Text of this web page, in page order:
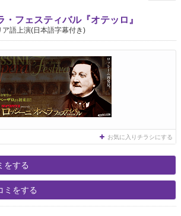
g
a
・フェスティバル『オテッロ』
語上演(日本語字幕付き)
お気に入りチラシにする
をする
ミをする